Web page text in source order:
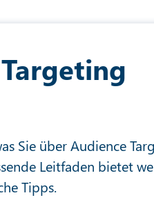
Sie über Audience
Leitfaden bietet
Tipps.